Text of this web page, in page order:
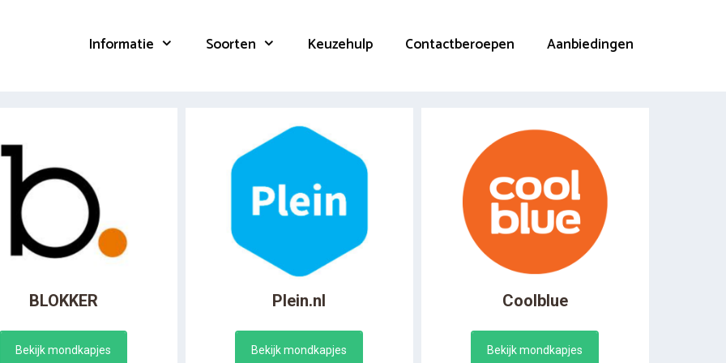
Informatie Soorten Keuzehulp Contactberoepen Aanbiedingen
BLOKKER
Bekijk mondkapjes
Plein.nl
Bekijk mondkapjes
Coolblue
Bekijk mondkapjes